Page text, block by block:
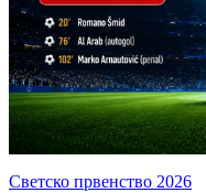
Светско првенство 2026